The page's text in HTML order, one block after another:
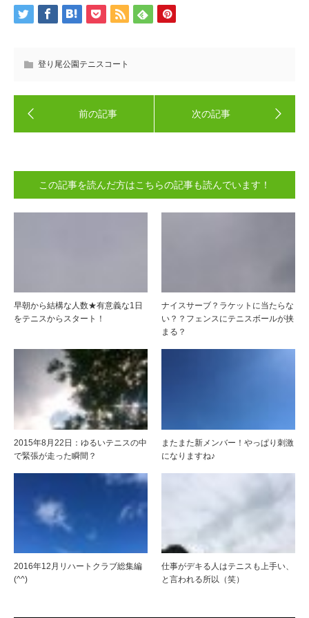
登り尾公園テニスコート
この記事を読んだ方はこちらの記事も読んでいます！
早朝から結構な人数★有意義な1日
をテニスからスタート！
ナイスサーブ？ラケットに当たらな
い？？フェンスにテニスボールが挟
まる？
2015年8月22日：ゆるいテニスの中
で緊張が走った瞬間？
またまた新メンバー！やっぱり刺激
になりますね♪
2016年12月リハートクラブ総集編
(^^)
仕事がデキる人はテニスも上手い、
と言われる所以（笑）